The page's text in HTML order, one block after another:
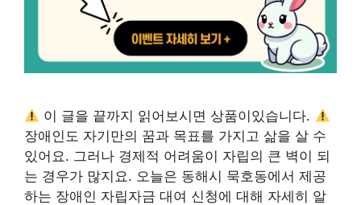
이 글을 끝까지 읽어보시면 상품이있습니다.
장애인도 자기만의 꿈과 목표를 가지고 삶을 살 수
있어요. 그러나 경제적 어려움이 자립의 큰 벽이 되
는 경우가 많지요. 오늘은 동해시 묵호동에서 제공
하는 장애인 자립자금 대여 신청에 대해 자세히 알